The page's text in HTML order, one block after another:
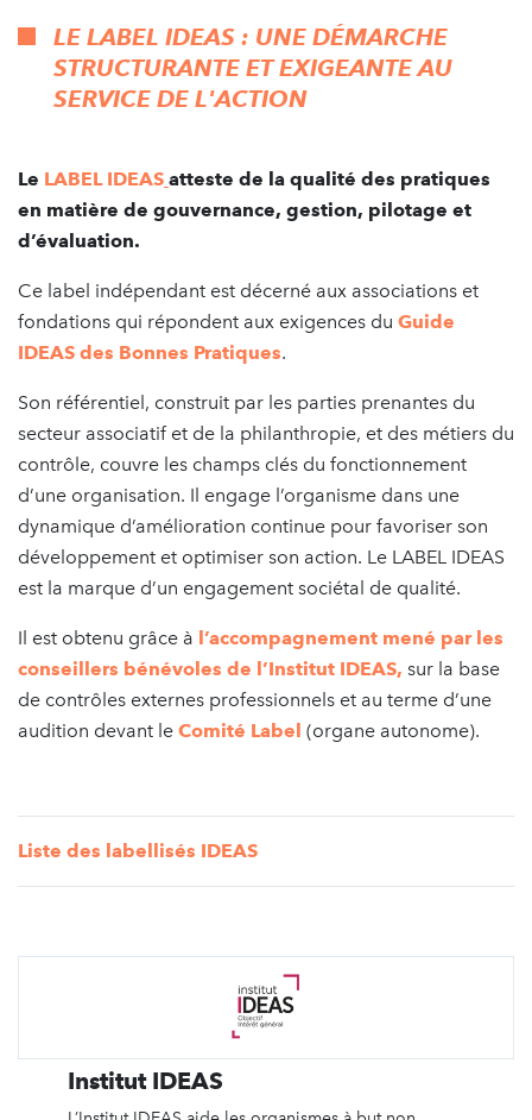
LE LABEL IDEAS : UNE DÉMARCHE
STRUCTURANTE ET EXIGEANTE AU
SERVICE DE L'ACTION
Le LABEL IDEAS atteste de la qualité des pratiques
en matière de gouvernance, gestion, pilotage et
d’évaluation.
Ce label indépendant est décerné aux associations et
fondations qui répondent aux exigences du Guide
IDEAS des Bonnes Pratiques.
Son référentiel, construit par les parties prenantes du
secteur associatif et de la philanthropie, et des métiers du
contrôle, couvre les champs clés du fonctionnement
d’une organisation. Il engage l’organisme dans une
dynamique d’amélioration continue pour favoriser son
développement et optimiser son action. Le LABEL IDEAS
est la marque d’un engagement sociétal de qualité.
Il est obtenu grâce à l’accompagnement mené par les
conseillers bénévoles de l’Institut IDEAS, sur la base
de contrôles externes professionnels et au terme d’une
audition devant le Comité Label (organe autonome).
Liste des labellisés IDEAS
Institut IDEAS